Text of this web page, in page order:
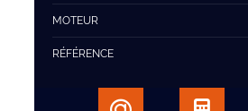
MOTEUR
RÉFÉRENCE